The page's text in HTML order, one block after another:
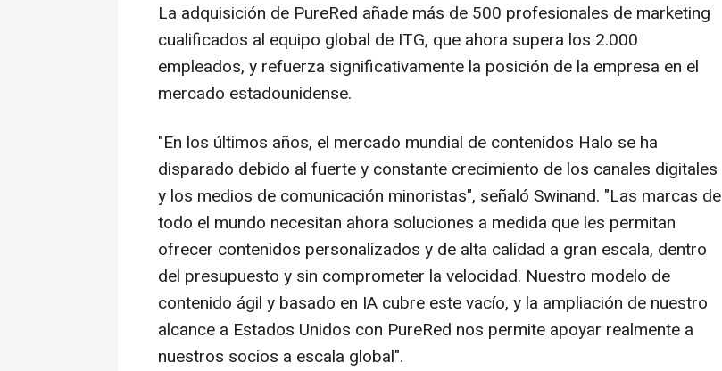
La adquisición de PureRed añade más de 500 profesionales de marketing
cualificados al equipo global de ITG, que ahora supera los 2.000
empleados, y refuerza significativamente la posición de la empresa en el
mercado estadounidense.
"En los últimos años, el mercado mundial de contenidos Halo se ha
disparado debido al fuerte y constante crecimiento de los canales digitales
y los medios de comunicación minoristas", señaló Swinand. "Las marcas de
todo el mundo necesitan ahora soluciones a medida que les permitan
ofrecer contenidos personalizados y de alta calidad a gran escala, dentro
del presupuesto y sin comprometer la velocidad. Nuestro modelo de
contenido ágil y basado en IA cubre este vacío, y la ampliación de nuestro
alcance a Estados Unidos con PureRed nos permite apoyar realmente a
nuestros socios a escala global".